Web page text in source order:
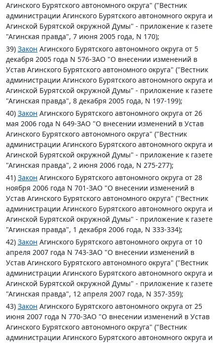
Агинского Бурятского автономного округа" ("Вестник
администрации Агинского Бурятского автономного округа и
Агинской Бурятской окружной Думы" - приложение к газете
"Агинская правда", 7 июня 2005 года, N 170);
39) Закон Агинского Бурятского автономного округа от 5
декабря 2005 года N 576-ЗАО "О внесении изменений в
Устав Агинского Бурятского автономного округа" ("Вестник
администрации Агинского Бурятского автономного округа и
Агинской Бурятской окружной Думы" - приложение к газете
"Агинская правда", 8 декабря 2005 года, N 197-199);
40) Закон Агинского Бурятского автономного округа от 26
мая 2006 года N 649-ЗАО "О внесении изменений в Устав
Агинского Бурятского автономного округа" ("Вестник
администрации Агинского Бурятского автономного округа и
Агинской Бурятской окружной Думы" - приложение к газете
"Агинская правда", 2 июня 2006 года, N 275-277);
41) Закон Агинского Бурятского автономного округа от 28
ноября 2006 года N 701-ЗАО "О внесении изменений в
Устав Агинского Бурятского автономного округа" ("Вестник
администрации Агинского Бурятского автономного округа и
Агинской Бурятской окружной Думы" - приложение к газете
"Агинская правда", 1 декабря 2006 года, N 333-334);
42) Закон Агинского Бурятского автономного округа от 10
апреля 2007 года N 743-ЗАО "О внесении изменений в
Устав Агинского Бурятского автономного округа" ("Вестник
администрации Агинского Бурятского автономного округа и
Агинской Бурятской окружной Думы" - приложение к газете
"Агинская правда", 12 апреля 2007 года, N 357-359);
43) Закон Агинского Бурятского автономного округа от 25
июня 2007 года N 770-ЗАО "О внесении изменений в Устав
Агинского Бурятского автономного округа" ("Вестник
администрации Агинского Бурятского автономного округа и